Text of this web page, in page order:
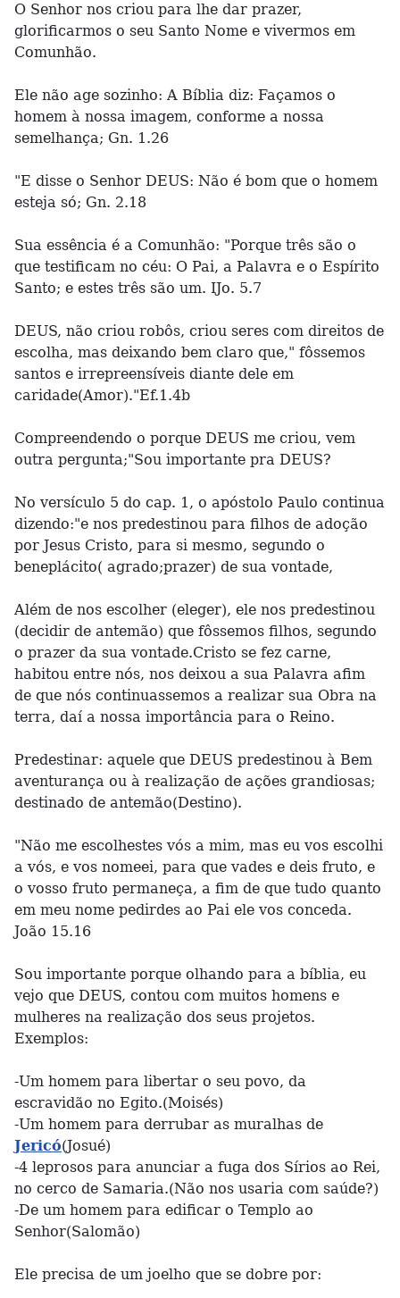
O Senhor nos criou para lhe dar prazer,
glorificarmos o seu Santo Nome e vivermos em
Comunhão.
Ele não age sozinho: A Bíblia diz: Façamos o
homem à nossa imagem, conforme a nossa
semelhança; Gn. 1.26
"E disse o Senhor DEUS: Não é bom que o homem
esteja só; Gn. 2.18
Sua essência é a Comunhão: "Porque três são o
que testificam no céu: O Pai, a Palavra e o Espírito
Santo; e estes três são um. IJo. 5.7
DEUS, não criou robôs, criou seres com direitos de
escolha, mas deixando bem claro que," fôssemos
santos e irrepreensíveis diante dele em
caridade(Amor)."Ef.1.4b
Compreendendo o porque DEUS me criou, vem
outra pergunta;"Sou importante pra DEUS?
No versículo 5 do cap. 1, o apóstolo Paulo continua
dizendo:"e nos predestinou para filhos de adoção
por Jesus Cristo, para si mesmo, segundo o
beneplácito( agrado;prazer) de sua vontade,
Além de nos escolher (eleger), ele nos predestinou
(decidir de antemão) que fôssemos filhos, segundo
o prazer da sua vontade.Cristo se fez carne,
habitou entre nós, nos deixou a sua Palavra afim
de que nós continuassemos a realizar sua Obra na
terra, daí a nossa importância para o Reino.
Predestinar: aquele que DEUS predestinou à Bem
aventurança ou à realização de ações grandiosas;
destinado de antemão(Destino).
"Não me escolhestes vós a mim, mas eu vos escolhi
a vós, e vos nomeei, para que vades e deis fruto, e
o vosso fruto permaneça, a fim de que tudo quanto
em meu nome pedirdes ao Pai ele vos conceda.
João 15.16
Sou importante porque olhando para a bíblia, eu
vejo que DEUS, contou com muitos homens e
mulheres na realização dos seus projetos.
Exemplos:
-Um homem para libertar o seu povo, da
escravidão no Egito.(Moisés)
-Um homem para derrubar as muralhas de
Jericó(Josué)
-4 leprosos para anunciar a fuga dos Sírios ao Rei,
no cerco de Samaria.(Não nos usaria com saúde?)
-De um homem para edificar o Templo ao
Senhor(Salomão)
Ele precisa de um joelho que se dobre por: